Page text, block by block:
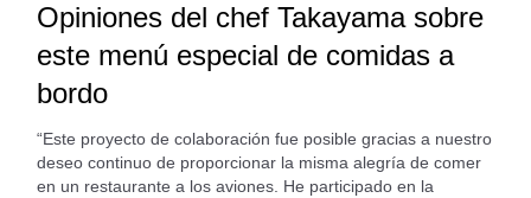
Opiniones del chef Takayama sobre
este menú especial de comidas a
bordo
“Este proyecto de colaboración fue posible gracias a nuestro
deseo continuo de proporcionar la misma alegría de comer
en un restaurante a los aviones. He participado en la